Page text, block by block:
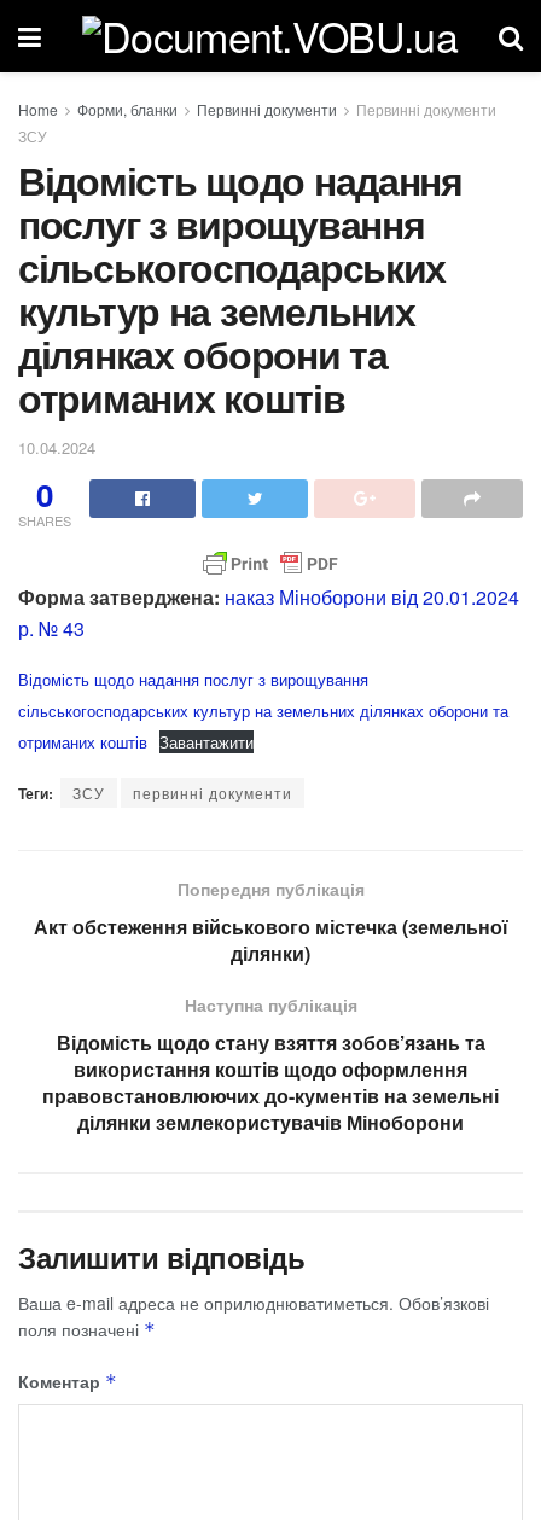
Home Форми, бланки Первинні документи
Первинні документи
ЗСУ
Відомість щодо надання
послуг з вирощування
сільськогосподарських
культур на земельних
ділянках оборони та
отриманих коштів
10.04.2024
0
SHARES
Форма затверджена: наказ Міноборони від 20.01.2024
р. № 43
Відомість щодо надання послуг з вирощування
сільськогосподарських культур на земельних ділянках оборони та
отриманих коштів Завантажити
Теги: ЗСУ первинні документи
Попередня публікація
Акт обстеження військового містечка (земельної
ділянки)
Наступна публікація
Відомість щодо стану взяття зобов’язань та
використання коштів щодо оформлення
правовстановлюючих до-кументів на земельні
ділянки землекористувачів Міноборони
Залишити відповідь
Ваша e-mail адреса не оприлюднюватиметься. Обов’язкові
поля позначені *
Коментар *